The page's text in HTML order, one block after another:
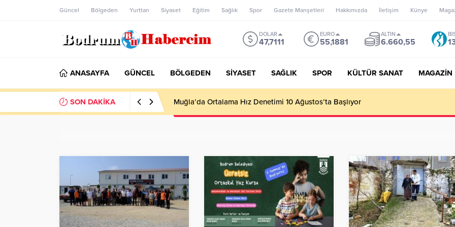
Güncel Bölgeden Yurttan Siyaset Eğitim Sağlık Spor Gazete Manşetleri Hakkımızda İletişim Künye
DOLAR
47,7111
EURO
55,1881
ALTIN
6.660,55
ANASAYFA GÜNCEL BÖLGEDEN SİYASET SAĞLIK SPOR KÜLTÜR SANAT MAGAZİN
SON DAKİKA Ankara; “Bodrum’un misyonu, mottosu, vizyonu; genç oyuncuları parlatıp onlara